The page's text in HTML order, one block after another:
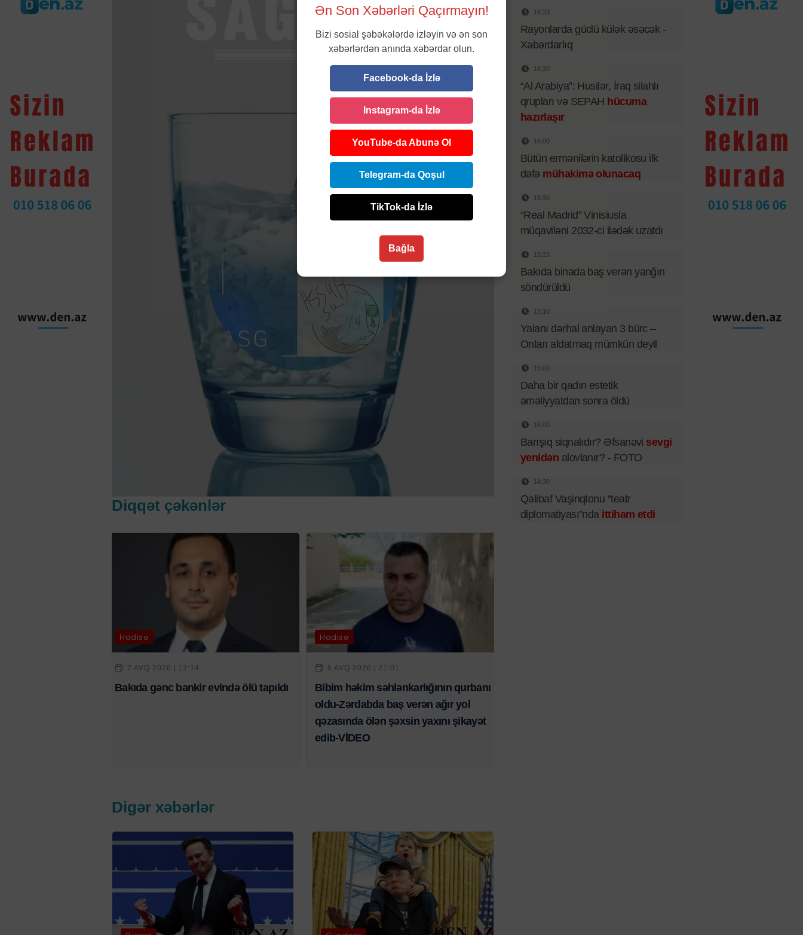
Diqqət çəkənlər
Hadisə
7 AVQ 2026 | 12:14
Bakıda gənc bankir evində ölü tapıldı
Hadisə
6 AVQ 2026 | 21:01
Bibim həkim səhlənkarlığının qurbanı
oldu-Zərdabda baş verən ağır yol
qəzasında ölən şəxsin yaxını şikayət
edib-VİDEO
Digər xəbərlər
16:33
Rayonlarda güclü külək əsəcək -
Xəbərdarlıq
16:30
“Al Arabiya”: Husilər, İraq silahlı
qrupları və SEPAH hücuma
hazırlaşır
16:00
Bütün ermənilərin katolikosu ilk
dəfə mühakimə olunacaq
15:30
“Real Madrid” Vinisiusla
müqaviləni 2032-ci ilədək uzatdı
15:23
Bakıda binada baş verən yanğın
söndürüldü
15:10
Yalanı dərhal anlayan 3 bürc –
Onları aldatmaq mümkün deyil
15:00
Daha bir qadın estetik
əməliyyatdan sonra öldü
15:00
Barışıq siqnalıdır? Əfsanəvi sevgi
yenidən alovlanır? - FOTO
14:30
Qalibaf Vaşinqtonu “teatr
diplomatiyası”nda ittiham etdi
Ən Son Xəbərləri Qaçırmayın!
Bizi sosial şəbəkələrdə izləyin və ən son
xəbərlərdən anında xəbərdar olun.
Facebook-da İzlə
Instagram-da İzlə
YouTube-da Abunə Ol
Telegram-da Qoşul
TikTok-da İzlə
Bağla